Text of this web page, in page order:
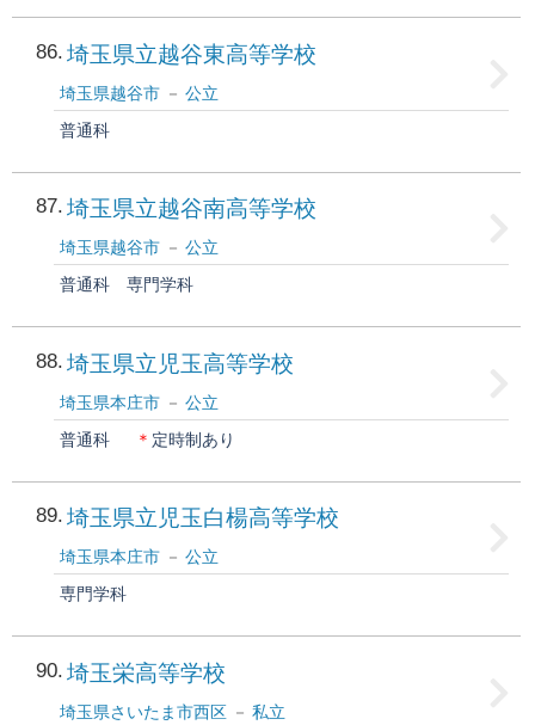
86 埼玉県立越谷東高等学校
埼玉県越谷市
公立
普通科
87 埼玉県立越谷南高等学校
埼玉県越谷市
公立
普通科
専門学科
88 埼玉県立児玉高等学校
埼玉県本庄市
公立
普通科
＊ 定時制あり
89 埼玉県立児玉白楊高等学校
埼玉県本庄市
公立
専門学科
90 埼玉栄高等学校
埼玉県さいたま市西区
私立